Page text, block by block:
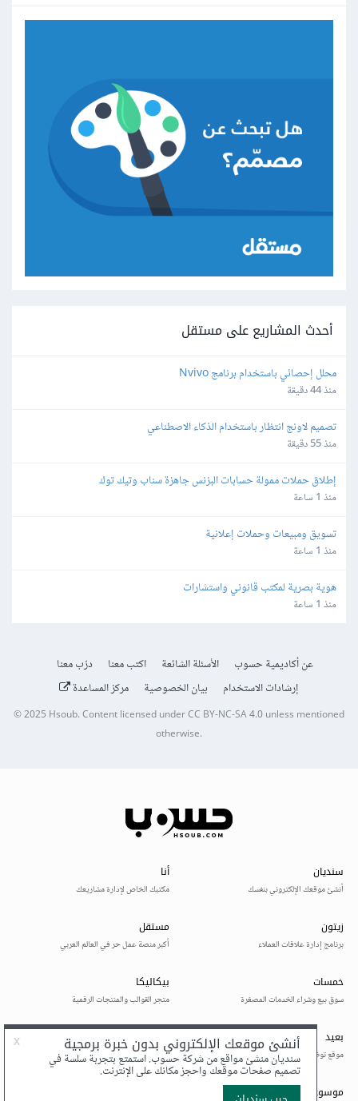
أحدث المشاريع على مستقل
محلل إحصائي باستخدام برنامج Nvivo
منذ 44 دقيقة
تصميم لاونج انتظار باستخدام الذكاء الاصطناعي
منذ 55 دقيقة
إطلاق حملات ممولة حسابات البزنس جاهزة سناب وتيك توك
منذ 1 ساعة
تسويق ومبيعات وحملات إعلانية
منذ 1 ساعة
هوية بصرية لمكتب قانوني واستشارات
منذ 1 ساعة
عن أكاديمية حسوب الأسئلة الشائعة اكتب معنا
درّب معنا
إرشادات الاستخدام
بيان الخصوصية مركز المساعدة
© 2025 Hsoub.Content licensed underCC BY-NC-SA 4.0unless mentioned
otherwise.